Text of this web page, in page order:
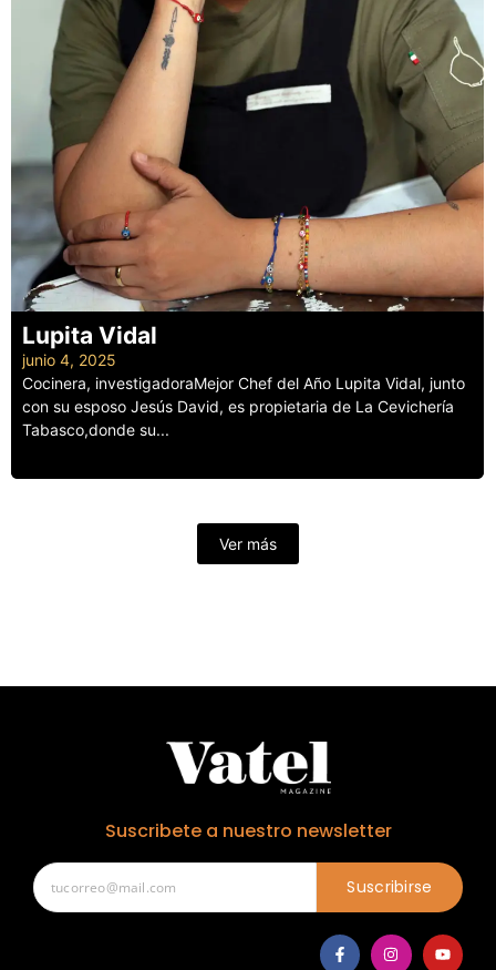
Lupita Vidal
junio 4, 2025
Cocinera, investigadoraMejor Chef del Año Lupita Vidal, junto
con su esposo Jesús David, es propietaria de La Cevichería
Tabasco,donde su...
Ver más
Suscribete a nuestro newsletter
Suscribirse